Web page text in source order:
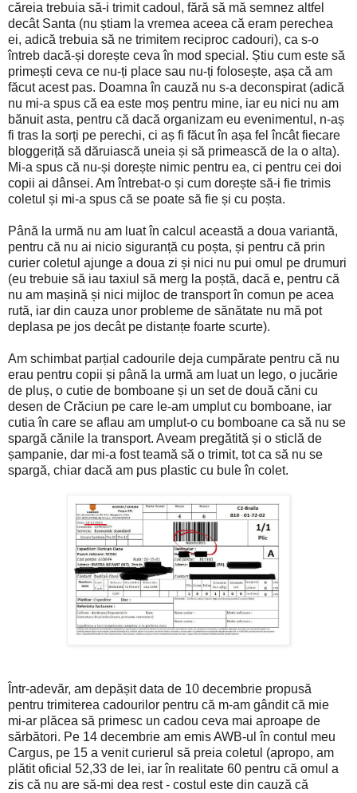
căreia trebuia să-i trimit cadoul, fără să mă semnez altfel
decât Santa (nu știam la vremea aceea că eram perechea
ei, adică trebuia să ne trimitem reciproc cadouri), ca s-o
întreb dacă-și dorește ceva în mod special. Știu cum este să
primești ceva ce nu-ți place sau nu-ți folosește, așa că am
făcut acest pas. Doamna în cauză nu s-a deconspirat (adică
nu mi-a spus că ea este moș pentru mine, iar eu nici nu am
bănuit asta, pentru că dacă organizam eu evenimentul, n-aș
fi tras la sorți pe perechi, ci aș fi făcut în așa fel încât fiecare
bloggeriță să dăruiască uneia și să primească de la o alta).
Mi-a spus că nu-și dorește nimic pentru ea, ci pentru cei doi
copii ai dânsei. Am întrebat-o și cum dorește să-i fie trimis
coletul și mi-a spus că se poate să fie și cu poșta.
Până la urmă nu am luat în calcul această a doua variantă,
pentru că nu ai nicio siguranță cu poșta, și pentru că prin
curier coletul ajunge a doua zi și nici nu pui omul pe drumuri
(eu trebuie să iau taxiul să merg la poștă, dacă e, pentru că
nu am mașină și nici mijloc de transport în comun pe acea
rută, iar din cauza unor probleme de sănătate nu mă pot
deplasa pe jos decât pe distanțe foarte scurte).
Am schimbat parțial cadourile deja cumpărate pentru că nu
erau pentru copii și până la urmă am luat un lego, o jucărie
de pluș, o cutie de bomboane și un set de două căni cu
desen de Crăciun pe care le-am umplut cu bomboane, iar
cutia în care se aflau am umplut-o cu bomboane ca să nu se
spargă cănile la transport. Aveam pregătită și o sticlă de
șampanie, dar mi-a fost teamă să o trimit, tot ca să nu se
spargă, chiar dacă am pus plastic cu bule în colet.
Într-adevăr, am depășit data de 10 decembrie propusă
pentru trimiterea cadourilor pentru că m-am gândit că mie
mi-ar plăcea să primesc un cadou ceva mai aproape de
sărbători. Pe 14 decembrie am emis AWB-ul în contul meu
Cargus, pe 15 a venit curierul să preia coletul (apropo, am
plătit oficial 52,33 de lei, iar în realitate 60 pentru că omul a
zis că nu are să-mi dea rest - costul este din cauză că